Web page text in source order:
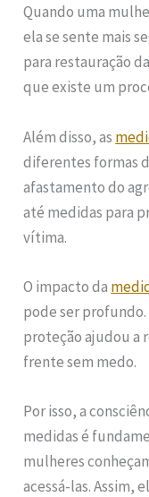
Quando uma
ela se sente mais
para restauração
que existe um
Além disso, as
diferentes formas
afastamento do
até medidas para
vítima.
O impacto da
pode ser
proteção ajudou a
frente sem medo.
Por isso, a
medidas é
mulheres
acessá-las. Assim,